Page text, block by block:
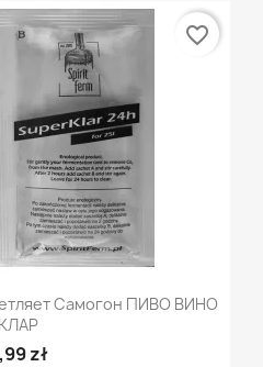
Самогон ПИВО ВИНО
КЛАР
zł
favorite_border